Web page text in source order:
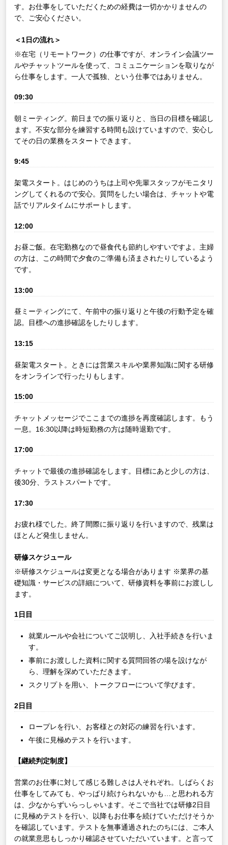
す。お仕事をしていただくための経費は一切かかりませんの
で、ご安心ください。
＜1日の流れ＞
※在宅（リモートワーク）の仕事ですが、オンライン会議ツー
ルやチャットツールを使って、コミュニケーションを取りなが
ら仕事をします。一人で孤独、という仕事ではありません。
09:30
朝ミーティング。前日までの振り返りと、当日の目標を確認し
ます。不安な部分を練習する時間も設けていますので、安心し
てその日の業務をスタートできます。
9:45
架電スタート。はじめのうちは上司や先輩スタッフがモニタリ
ングしてくれるので安心。質問をしたい場合は、チャットや電
話でリアルタイムにサポートします。
12:00
お昼ご飯。在宅勤務なので昼食代も節約しやすいですよ。主婦
の方は、この時間で夕食のご準備も済まされたりしているよう
です。
13:00
昼ミーティングにて、午前中の振り返りと午後の行動予定を確
認。目標への進捗確認をしたりします。
13:15
昼架電スタート。ときには営業スキルや業界知識に関する研修
をオンラインで行ったりもします。
15:00
チャットメッセージでここまでの進捗を再度確認します。もう
一息。16:30以降は時短勤務の方は随時退勤です。
17:00
チャットで最後の進捗確認をします。目標にあと少しの方は、
後30分、ラストスパートです。
17:30
お疲れ様でした。終了間際に振り返りを行いますので、残業は
ほとんど発生しません。
研修スケジュール
※研修スケジュールは変更となる場合があります ※業界の基
礎知識・サービスの詳細について、研修資料を事前にお渡しし
ます。
1日目
就業ルールや会社についてご説明し、入社手続きを行いま
す。
事前にお渡しした資料に関する質問回答の場を設けなが
ら、理解を深めていただきます。
スクリプトを用い、トークフローについて学びます。
2日目
ロープレを行い、お客様との対応の練習を行います。
午後に見極めテストを行います。
【継続判定制度】
営業のお仕事に対して感じる難しさは人それぞれ。しばらくお
仕事をしてみても、やっぱり続けられないかも…と思われる方
は、少なからずいらっしゃいます。そこで当社では研修2日目
に見極めテストを行い、以降もお仕事を続けていただけそうか
を確認しています。テストを無事通過されたのちには、ご本人
の就業意思もしっかり確認させていただいています。と言って